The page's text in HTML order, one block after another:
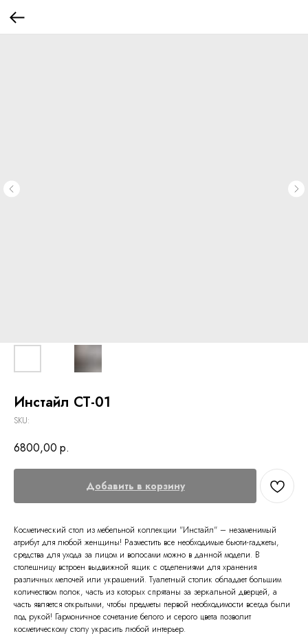
Инстайл СТ-01
SKU:
6800,00 р.
Добавить в корзину
Косметический стол из мебельной коллекции "Инстайл" – незаменимый
атрибут для любой женщины! Разместить все необходимые бьюти-гаджеты,
средства для ухода за лицом и волосами можно в данной модели. В
столешницу встроен выдвижной ящик с отделениями для хранения
различных мелочей или украшений. Туалетный столик обладает большим
количеством полок, часть из которых спрятаны за зеркальной дверцей, а
часть является открытыми, чтобы предметы первой необходимости всегда были
под рукой! Гармоничное сочетание белого и серого цвета позволит
косметическому столу украсить любой интерьер.